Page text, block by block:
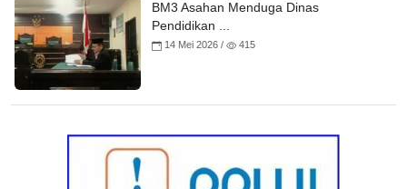
BM3 Asahan Menduga Dinas
Pendidikan ...
14 Mei 2026 / 415